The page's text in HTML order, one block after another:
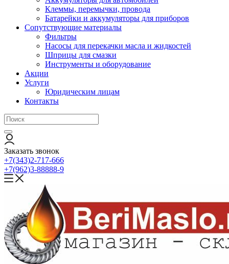
Клеммы, перемычки, провода
Батарейки и аккумуляторы для приборов
Сопутствующие материалы
Фильтры
Насосы для перекачки масла и жидкостей
Шприцы для смазки
Инструменты и оборудование
Акции
Услуги
Юридическим лицам
Контакты
Заказать звонок
+7(343)2-717-666
+7(962)3-88888-9